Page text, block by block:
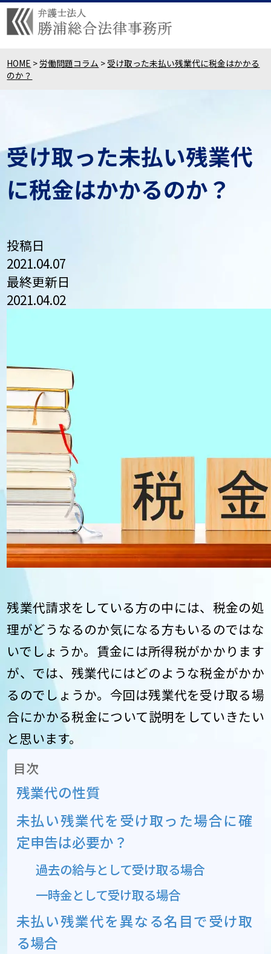
HOME > 労働問題コラム > 受け取った未払い残業代に税金はかかる
のか？
受け取った未払い残業代
に税金はかかるのか？
投稿日
2021.04.07
最終更新日
2021.04.02
残業代請求をしている方の中には、税金の処
理がどうなるのか気になる方もいるのではな
いでしょうか。賃金には所得税がかかります
が、では、残業代にはどのような税金がかか
るのでしょうか。今回は残業代を受け取る場
合にかかる税金について説明をしていきたい
と思います。
目次
残業代の性質
未払い残業代を受け取った場合に確
定申告は必要か？
過去の給与として受け取る場合
一時金として受け取る場合
未払い残業代を異なる名目で受け取
る場合